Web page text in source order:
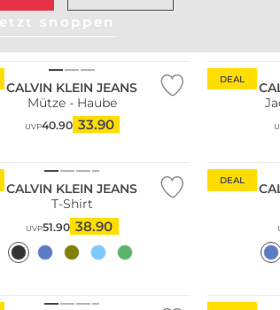
shoppen
CALVIN KLEIN JEANS
Mütze - Haube
UVP40.90 33.90
DEAL
CALVIN KLEIN JEANS
T-Shirt
UVP51.90 38.90
DEAL